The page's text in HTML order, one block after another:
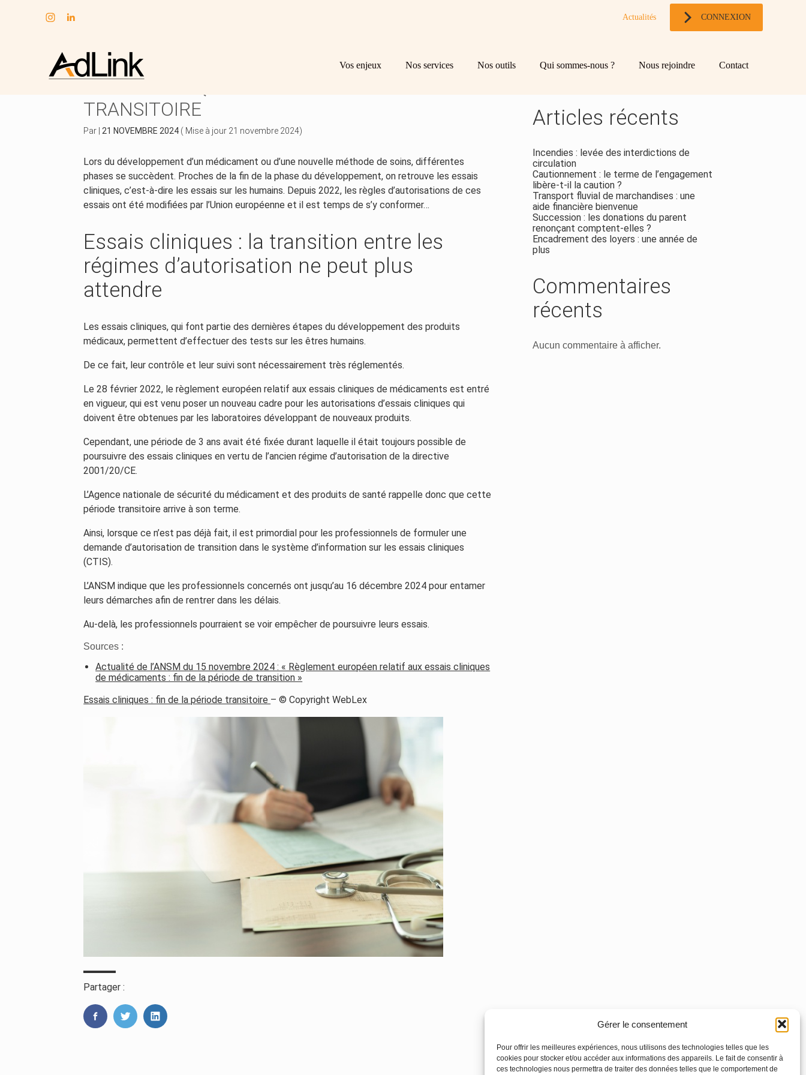
Gérer le consentement
Pour offrir les meilleures expériences, nous utilisons des technologies telles que les
cookies pour stocker et/ou accéder aux informations des appareils. Le fait de consentir à
ces technologies nous permettra de traiter des données telles que le comportement de
Actualités CONNEXION
Aller
au
Vos enjeux Nos services Nos outils Qui sommes-nous ? Nous rejoindre Contact
TRANSITOIRE
Par |21 NOVEMBRE 2024 ( Mise à jour 21 novembre 2024)
Lors du développement d’un médicament ou d’une nouvelle méthode de soins, différentes
phases se succèdent. Proches de la fin de la phase du développement, on retrouve les essais
cliniques, c’est-à-dire les essais sur les humains. Depuis 2022, les règles d’autorisations de ces
essais ont été modifiées par l’Union européenne et il est temps de s’y conformer…
Essais cliniques : la transition entre les
régimes d’autorisation ne peut plus
attendre
Les essais cliniques, qui font partie des dernières étapes du développement des produits
médicaux, permettent d’effectuer des tests sur les êtres humains.
De ce fait, leur contrôle et leur suivi sont nécessairement très réglementés.
Le 28 février 2022, le règlement européen relatif aux essais cliniques de médicaments est entré
en vigueur, qui est venu poser un nouveau cadre pour les autorisations d’essais cliniques qui
doivent être obtenues par les laboratoires développant de nouveaux produits.
Cependant, une période de 3 ans avait été fixée durant laquelle il était toujours possible de
poursuivre des essais cliniques en vertu de l’ancien régime d’autorisation de la directive
2001/20/CE.
L’Agence nationale de sécurité du médicament et des produits de santé rappelle donc que cette
période transitoire arrive à son terme.
Ainsi, lorsque ce n’est pas déjà fait, il est primordial pour les professionnels de formuler une
demande d’autorisation de transition dans le système d’information sur les essais cliniques
(CTIS).
L’ANSM indique que les professionnels concernés ont jusqu’au 16 décembre 2024 pour entamer
leurs démarches afin de rentrer dans les délais.
Au-delà, les professionnels pourraient se voir empêcher de poursuivre leurs essais.
Sources :
Actualité de l’ANSM du 15 novembre 2024 : « Règlement européen relatif aux essais cliniques
de médicaments : fin de la période de transition »
Essais cliniques : fin de la période transitoire – © Copyright WebLex
Partager :
FaceBookTwitterLinkedIn
Blog
sidebar
Rechercher
Articles récents
Incendies : levée des interdictions de
circulation
Cautionnement : le terme de l’engagement
libère-t-il la caution ?
Transport fluvial de marchandises : une
aide financière bienvenue
Succession : les donations du parent
renonçant comptent-elles ?
Encadrement des loyers : une année de
plus
Commentaires
récents
Aucun commentaire à afficher.